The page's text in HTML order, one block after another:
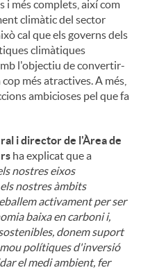
i més complets, així com
climàtic del sector
cal que els governs dels
climàtiques
l'objectiu de convertir-
més atractives. A més,
ambicioses pel que fa
i director de l'Àrea de
ha explicat que a
nostres eixos
nostres àmbits
activament per ser
baixa en carboni i,
donem suport
polítiques d'inversió
el medi ambient, fer